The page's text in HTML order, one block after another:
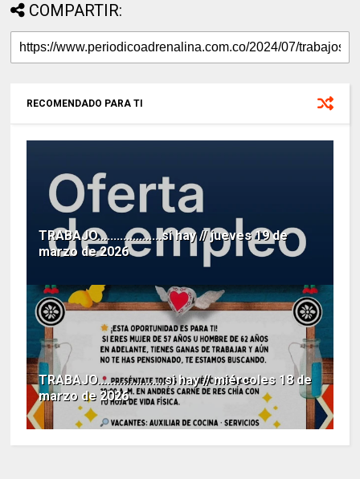
COMPARTIR:
RECOMENDADO PARA TI
TRABAJO....................si hay // jueves 19 de
marzo de 2026
TRABAJO.....................si hay // miércoles 18 de
marzo de 2026